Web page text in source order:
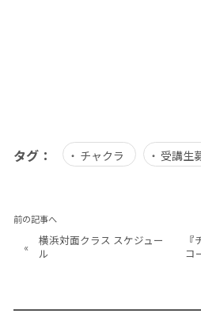
タグ： チャクラ 受講生
前の記事へ
«
横浜対面クラス スケジュー
ル
コ